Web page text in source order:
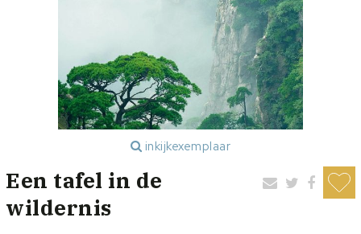
inkijkexemplaar
Een tafel in de
wildernis